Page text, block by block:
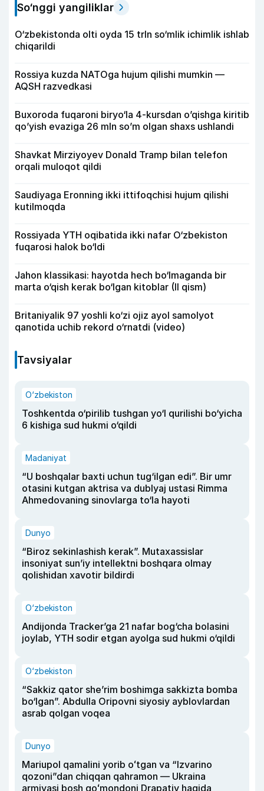
So‘nggi yangiliklar
O‘zbekistonda olti oyda 15 trln so‘mlik ichimlik ishlab
chiqarildi
Rossiya kuzda NATOga hujum qilishi mumkin —
AQSH razvedkasi
Buxoroda fuqaroni biryo‘la 4-kursdan o’qishga kiritib
qo’yish evaziga 26 mln so’m olgan shaxs ushlandi
Shavkat Mirziyoyev Donald Tramp bilan telefon
orqali muloqot qildi
Saudiyaga Eronning ikki ittifoqchisi hujum qilishi
kutilmoqda
Rossiyada YTH oqibatida ikki nafar O‘zbekiston
fuqarosi halok bo‘ldi
Jahon klassikasi: hayotda hech bo‘lmaganda bir
marta o‘qish kerak bo‘lgan kitoblar (II qism)
Britaniyalik 97 yoshli ko‘zi ojiz ayol samolyot
qanotida uchib rekord o‘rnatdi (video)
Tavsiyalar
O‘zbekiston
Toshkentda o‘pirilib tushgan yo‘l qurilishi bo‘yicha
6 kishiga sud hukmi o‘qildi
Madaniyat
“U boshqalar baxti uchun tug‘ilgan edi”. Bir umr
otasini kutgan aktrisa va dublyaj ustasi Rimma
Ahmedovaning sinovlarga to‘la hayoti
Dunyo
“Biroz sekinlashish kerak”. Mutaxassislar
insoniyat sun’iy intellektni boshqara olmay
qolishidan xavotir bildirdi
O‘zbekiston
Andijonda Tracker’ga 21 nafar bog‘cha bolasini
joylab, YTH sodir etgan ayolga sud hukmi o‘qildi
O‘zbekiston
“Sakkiz qator she’rim boshimga sakkizta bomba
bo‘lgan”. Abdulla Oripovni siyosiy ayblovlardan
asrab qolgan voqea
Dunyo
Mariupol qamalini yorib oʻtgan va “Izvarino
qozoni”dan chiqqan qahramon — Ukraina
armiyasi bosh qoʻmondoni Drapatiy haqida